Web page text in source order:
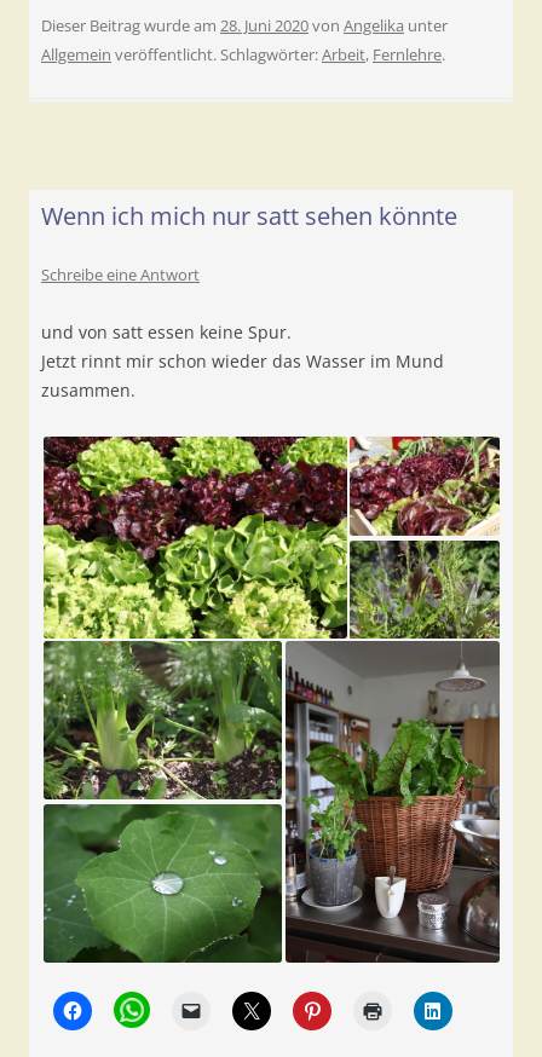
Dieser Beitrag wurde am 28. Juni 2020von Angelika unter
Allgemein veröffentlicht. Schlagwörter:Arbeit, Fernlehre.
Wenn ich mich nur satt sehen könnte
Schreibe eine Antwort
und von satt essen keine Spur.
Jetzt rinnt mir schon wieder das Wasser im Mund
zusammen.